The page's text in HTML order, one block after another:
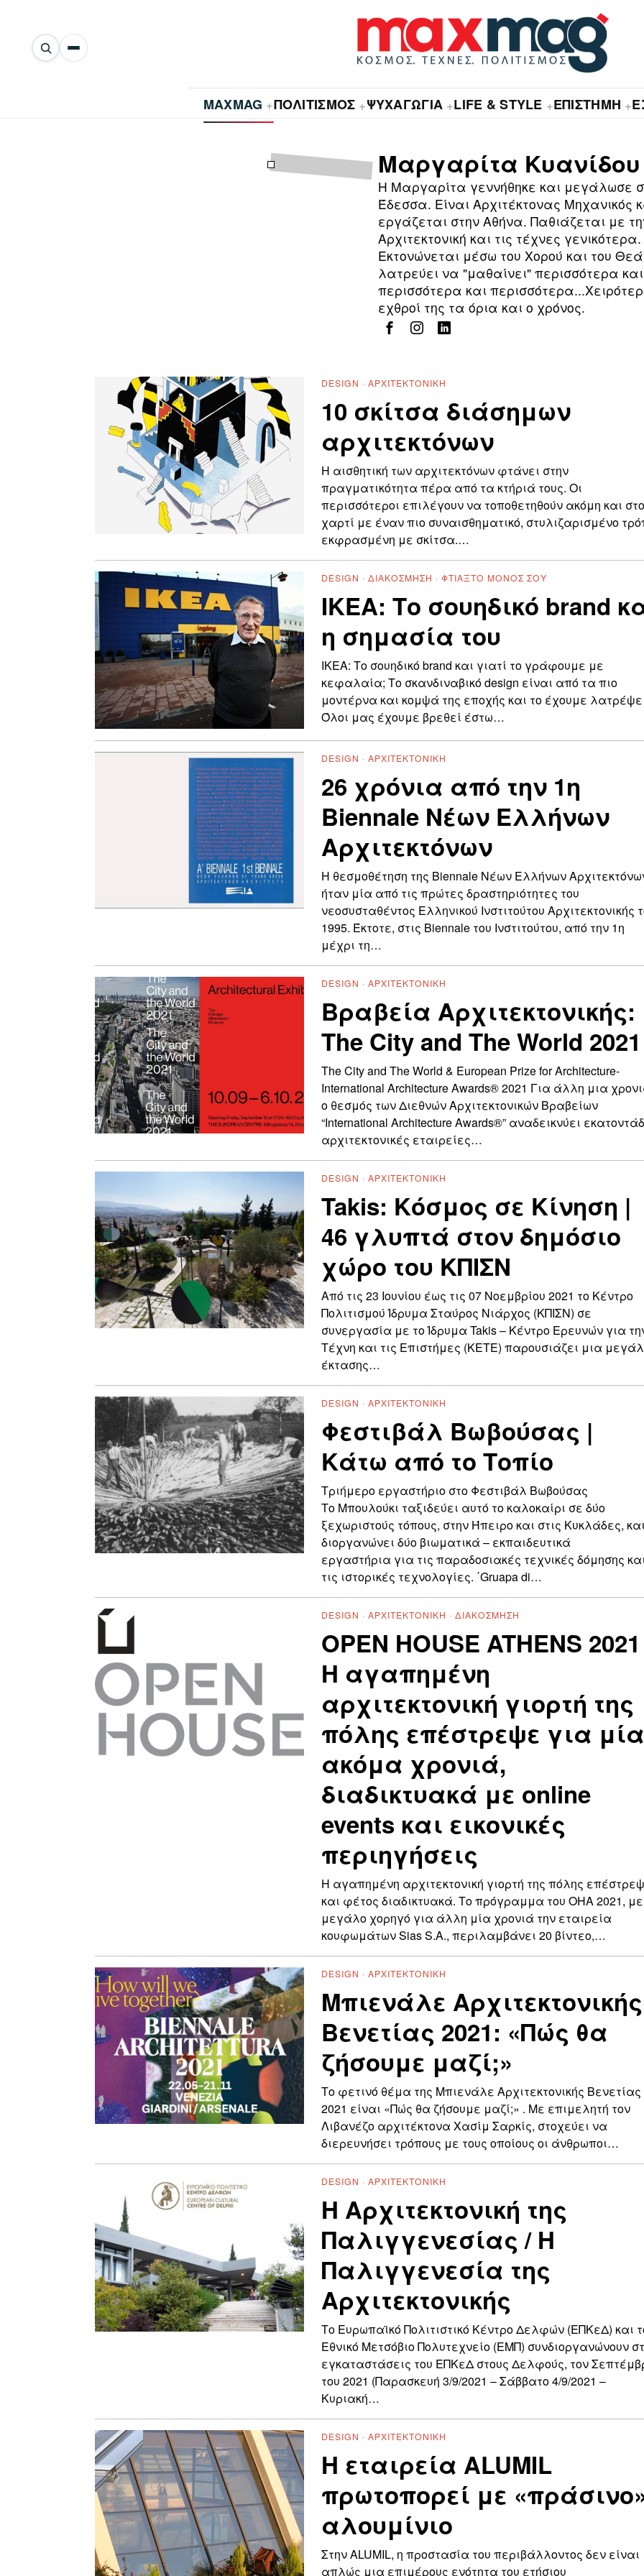
Αναζήτηση
άρθρων
MAXMAG +ΠΟΛΙΤΙΣΜΟΣ +ΨΥΧΑΓΩΓΙΑ +LIFE & STYLE +ΕΠΙΣΤΗΜΗ +
Μαργαρίτα Κυανίδου
Η Μαργαρίτα γεννήθηκε και μεγάλωσε
Έδεσσα. Είναι Αρχιτέκτονας Μηχανικός
εργάζεται στην Αθήνα. Παθιάζεται με
Αρχιτεκτονική και τις τέχνες γενικότερα.
Εκτονώνεται μέσω του Χορού και του
λατρεύει να "μαθαίνει" περισσότερα και
περισσότερα και
εχθροί της τα όρια και ο χρόνος.
DESIGN · ΑΡΧΙΤΕΚΤΟΝΙΚΉ
10 σκίτσα διάσημων
αρχιτεκτόνων
Η αισθητική των αρχιτεκτόνων φτάνει στην
πραγματικότητα πέρα ​​από τα κτήριά τους. Οι
περισσότεροι επιλέγουν να τοποθετηθούν ακόμη και στο
χαρτί με έναν πιο συναισθηματικό, στυλιζαρισμένο
εκφρασμένη με σκίτσα.…
DESIGN · ΔΙΑΚΌΣΜΗΣΗ · ΦΤΙΆΞΤΟ ΜΌΝΟΣ ΣΟΥ
ΙΚΕΑ: Το σουηδικό brand
η σημασία του
ΙΚΕΑ: Τo σουηδικό brand και γιατί το γράφουμε με
κεφαλαία; Το σκανδιναβικό design είναι από τα πιο
μοντέρνα και κομψά της εποχής και το έχουμε
Όλοι μας έχουμε βρεθεί έστω…
DESIGN · ΑΡΧΙΤΕΚΤΟΝΙΚΉ
26 χρόνια από την 1η
Biennale Νέων Ελλήνων
Αρχιτεκτόνων
Η θεσμοθέτηση της Biennale Νέων Ελλήνων
ήταν μία από τις πρώτες δραστηριότητες του
νεοσυσταθέντος Ελληνικού Ινστιτούτου Αρχιτεκτονικής
1995. Έκτοτε, στις Biennale του Ινστιτούτου, από την 1η
μέχρι τη…
DESIGN · ΑΡΧΙΤΕΚΤΟΝΙΚΉ
Βραβεία Αρχιτεκτονικής:
The City and The World 2021
The City and The World & European Prize for Architecture-
International Architecture Awards® 2021 Για άλλη μια
ο θεσμός των Διεθνών Αρχιτεκτονικών Βραβείων
“International Architecture Awards®” αναδεικνύει
αρχιτεκτονικές εταιρείες…
DESIGN · ΑΡΧΙΤΕΚΤΟΝΙΚΉ
Takis: Κόσμος σε Κίνηση |
46 γλυπτά στον δημόσιο
χώρο του ΚΠΙΣΝ
Από τις 23 Ιουνίου έως τις 07 Νοεμβρίου 2021 το Κέντρο
Πολιτισμού Ίδρυμα Σταύρος Νιάρχος (ΚΠΙΣΝ) σε
συνεργασία με το Ίδρυμα Takis – Κέντρο Ερευνών για
Τέχνη και τις Επιστήμες (ΚΕΤΕ) παρουσιάζει μια
έκτασης…
DESIGN · ΑΡΧΙΤΕΚΤΟΝΙΚΉ
Φεστιβάλ Βωβούσας |
Κάτω από το Τοπίο
Τριήμερο εργαστήριο στο Φεστιβάλ Βωβούσας
Το Μπουλούκι ταξιδεύει αυτό το καλοκαίρι σε δύο
ξεχωριστούς τόπους, στην Ήπειρο και στις Κυκλάδες, και
διοργανώνει δύο βιωματικά – εκπαιδευτικά
εργαστήρια για τις παραδοσιακές τεχνικές δόμησης
τις ιστορικές τεχνολογίες. ΄Gruapa di…
DESIGN · ΑΡΧΙΤΕΚΤΟΝΙΚΉ · ΔΙΑΚΌΣΜΗΣΗ
OPEN HOUSE ATHENS
Η αγαπημένη
αρχιτεκτονική γιορτή της
πόλης επέστρεψε για μία
ακόμα χρονιά,
διαδικτυακά με online
events και εικονικές
περιηγήσεις
Η αγαπημένη αρχιτεκτονική γιορτή της πόλης
και φέτος διαδικτυακά. Το πρόγραμμα του OHA 2021, με
μεγάλο χορηγό για άλλη μία χρονιά την εταιρεία
κουφωμάτων Sias S.A., περιλαμβάνει 20 βίντεο,…
DESIGN · ΑΡΧΙΤΕΚΤΟΝΙΚΉ
Μπιενάλε Αρχιτεκτονικής
Βενετίας 2021: «Πώς θα
ζήσουμε μαζί;»
Το φετινό θέμα της Μπιενάλε Αρχιτεκτονικής Βενετίας
2021 είναι «Πώς θα ζήσουμε μαζί;» . Mε επιμελητή τον
Λιβανέζο αρχιτέκτονα Χασίμ Σαρκίς, στοχεύει να
διερευνήσει τρόπους με τους οποίους οι άνθρωποι…
DESIGN · ΑΡΧΙΤΕΚΤΟΝΙΚΉ
Η Αρχιτεκτονική της
Παλιγγενεσίας / Η
Παλιγγενεσία της
Αρχιτεκτονικής
Το Ευρωπαϊκό Πολιτιστικό Κέντρο Δελφών (ΕΠΚεΔ) και
Εθνικό Μετσόβιο Πολυτεχνείο (ΕΜΠ) συνδιοργανώνουν
εγκαταστάσεις του ΕΠΚεΔ στους Δελφούς, τον
του 2021 (Παρασκευή 3/9/2021 – Σάββατο 4/9/2021 –
Κυριακή…
DESIGN · ΑΡΧΙΤΕΚΤΟΝΙΚΉ
Η εταιρεία ALUMIL
πρωτοπορεί με
αλουμίνιο
Στην ALUMIL, η προστασία του περιβάλλοντος δεν είναι
απλώς μια επιμέρους ενότητα του ετήσιου